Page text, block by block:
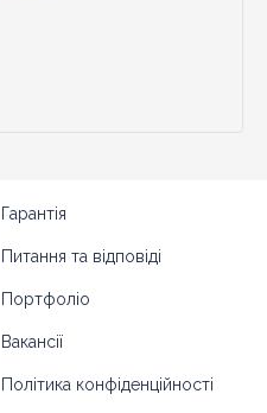
Гарантія
Питання та відповіді
Портфоліо
Вакансії
Політика конфіденційності